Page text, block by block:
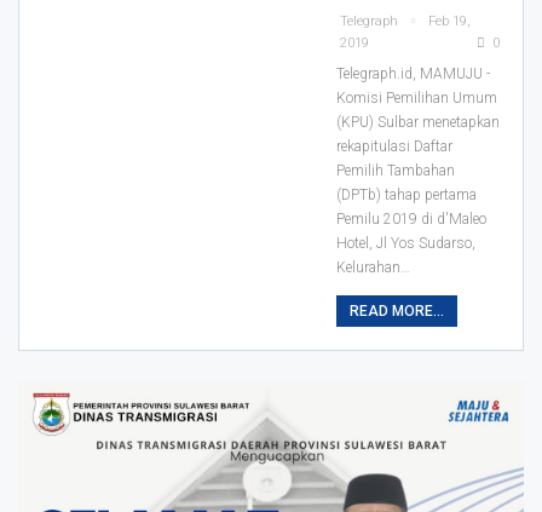
Telegraph
Feb 19,
2019
0
Telegraph.id, MAMUJU -
Komisi Pemilihan Umum
(KPU) Sulbar menetapkan
rekapitulasi Daftar
Pemilih Tambahan
(DPTb) tahap pertama
Pemilu 2019 di d'Maleo
Hotel, Jl Yos Sudarso,
Kelurahan…
READ MORE...